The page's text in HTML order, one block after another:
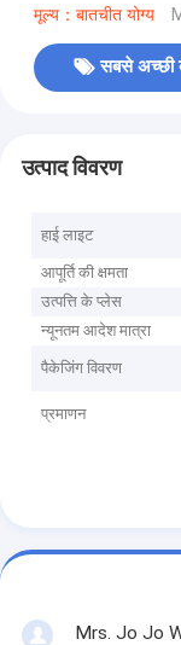
मूल्य：बातचीत योग्य
सबसे अच्छी
उत्पाद विवरण
हाई लाइट
आपूर्ति की क्षमता
उत्पत्ति के प्लेस
न्यूनतम आदेश मात्रा
पैकेजिंग विवरण
प्रमाणन
Mrs. Jo Jo